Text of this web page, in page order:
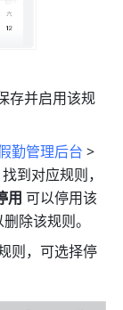
存并启用该规
勤管理后台
到对应规则，
用 可以停用该
除该规则。
则，可选择停